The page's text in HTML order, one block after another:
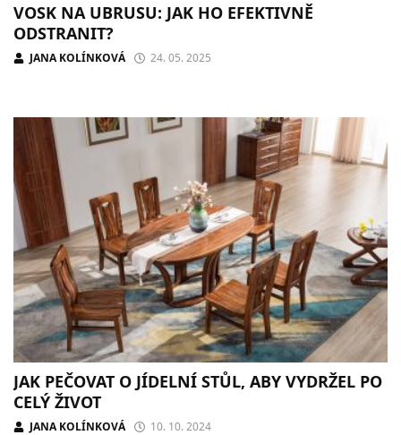
VOSK NA UBRUSU: JAK HO EFEKTIVNĚ
ODSTRANIT?
JANA KOLÍNKOVÁ 24. 05. 2025
JAK PEČOVAT O JÍDELNÍ STŮL, ABY VYDRŽEL PO
CELÝ ŽIVOT
JANA KOLÍNKOVÁ 10. 10. 2024